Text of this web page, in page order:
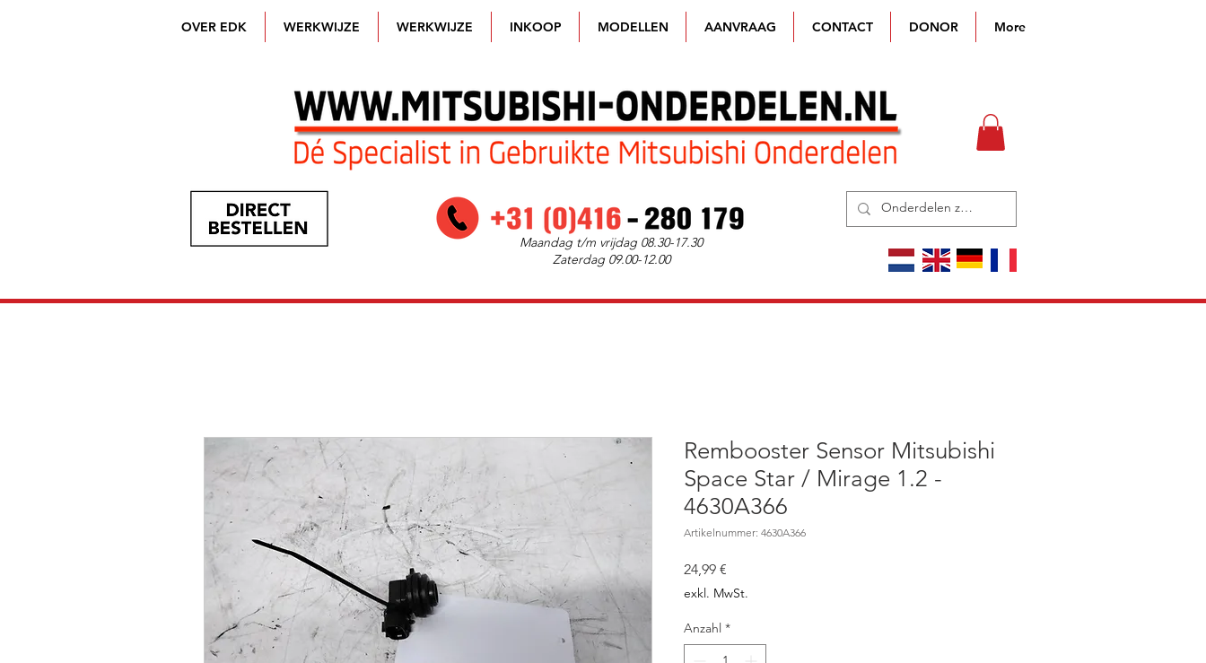
OVER EDK WERKWIJZE WERKWIJZE INKOOP MODELLEN AANVRAAG CONTACT DONOR More
Maandag t/m vrijdag 08.30-17.30
Zaterdag 09.00-12.00
Rembooster Sensor Mitsubishi
Space Star / Mirage 1.2 -
4630A366
Artikelnummer: 4630A366
24,99 €
exkl. MwSt.
Anzahl *